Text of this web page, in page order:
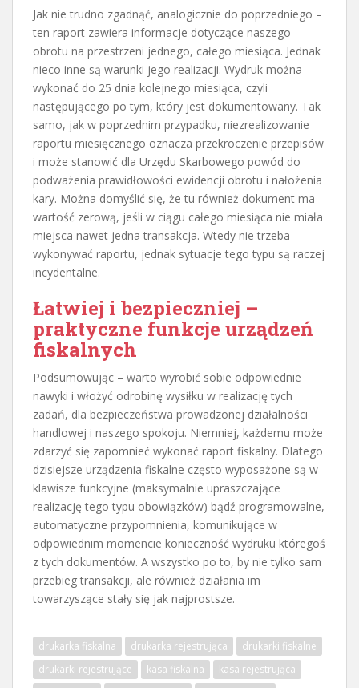
Jak nie trudno zgadnąć, analogicznie do poprzedniego –
ten raport zawiera informacje dotyczące naszego
obrotu na przestrzeni jednego, całego miesiąca. Jednak
nieco inne są warunki jego realizacji. Wydruk można
wykonać do 25 dnia kolejnego miesiąca, czyli
następującego po tym, który jest dokumentowany. Tak
samo, jak w poprzednim przypadku, niezrealizowanie
raportu miesięcznego oznacza przekroczenie przepisów
i może stanowić dla Urzędu Skarbowego powód do
podważenia prawidłowości ewidencji obrotu i nałożenia
kary. Można domyślić się, że tu również dokument ma
wartość zerową, jeśli w ciągu całego miesiąca nie miała
miejsca nawet jedna transakcja. Wtedy nie trzeba
wykonywać raportu, jednak sytuacje tego typu są raczej
incydentalne.
Łatwiej i bezpieczniej –
praktyczne funkcje urządzeń
fiskalnych
Podsumowując – warto wyrobić sobie odpowiednie
nawyki i włożyć odrobinę wysiłku w realizację tych
zadań, dla bezpieczeństwa prowadzonej działalności
handlowej i naszego spokoju. Niemniej, każdemu może
zdarzyć się zapomnieć wykonać raport fiskalny. Dlatego
dzisiejsze urządzenia fiskalne często wyposażone są w
klawisze funkcyjne (maksymalnie upraszczające
realizację tego typu obowiązków) bądź programowalne,
automatyczne przypomnienia, komunikujące w
odpowiednim momencie konieczność wydruku któregoś
z tych dokumentów. A wszystko po to, by nie tylko sam
przebieg transakcji, ale również działania im
towarzyszące stały się jak najprostsze.
drukarka fiskalna drukarka rejestrująca
drukarki fiskalne
drukarki rejestrujące
kasa fiskalna
kasa rejestrująca